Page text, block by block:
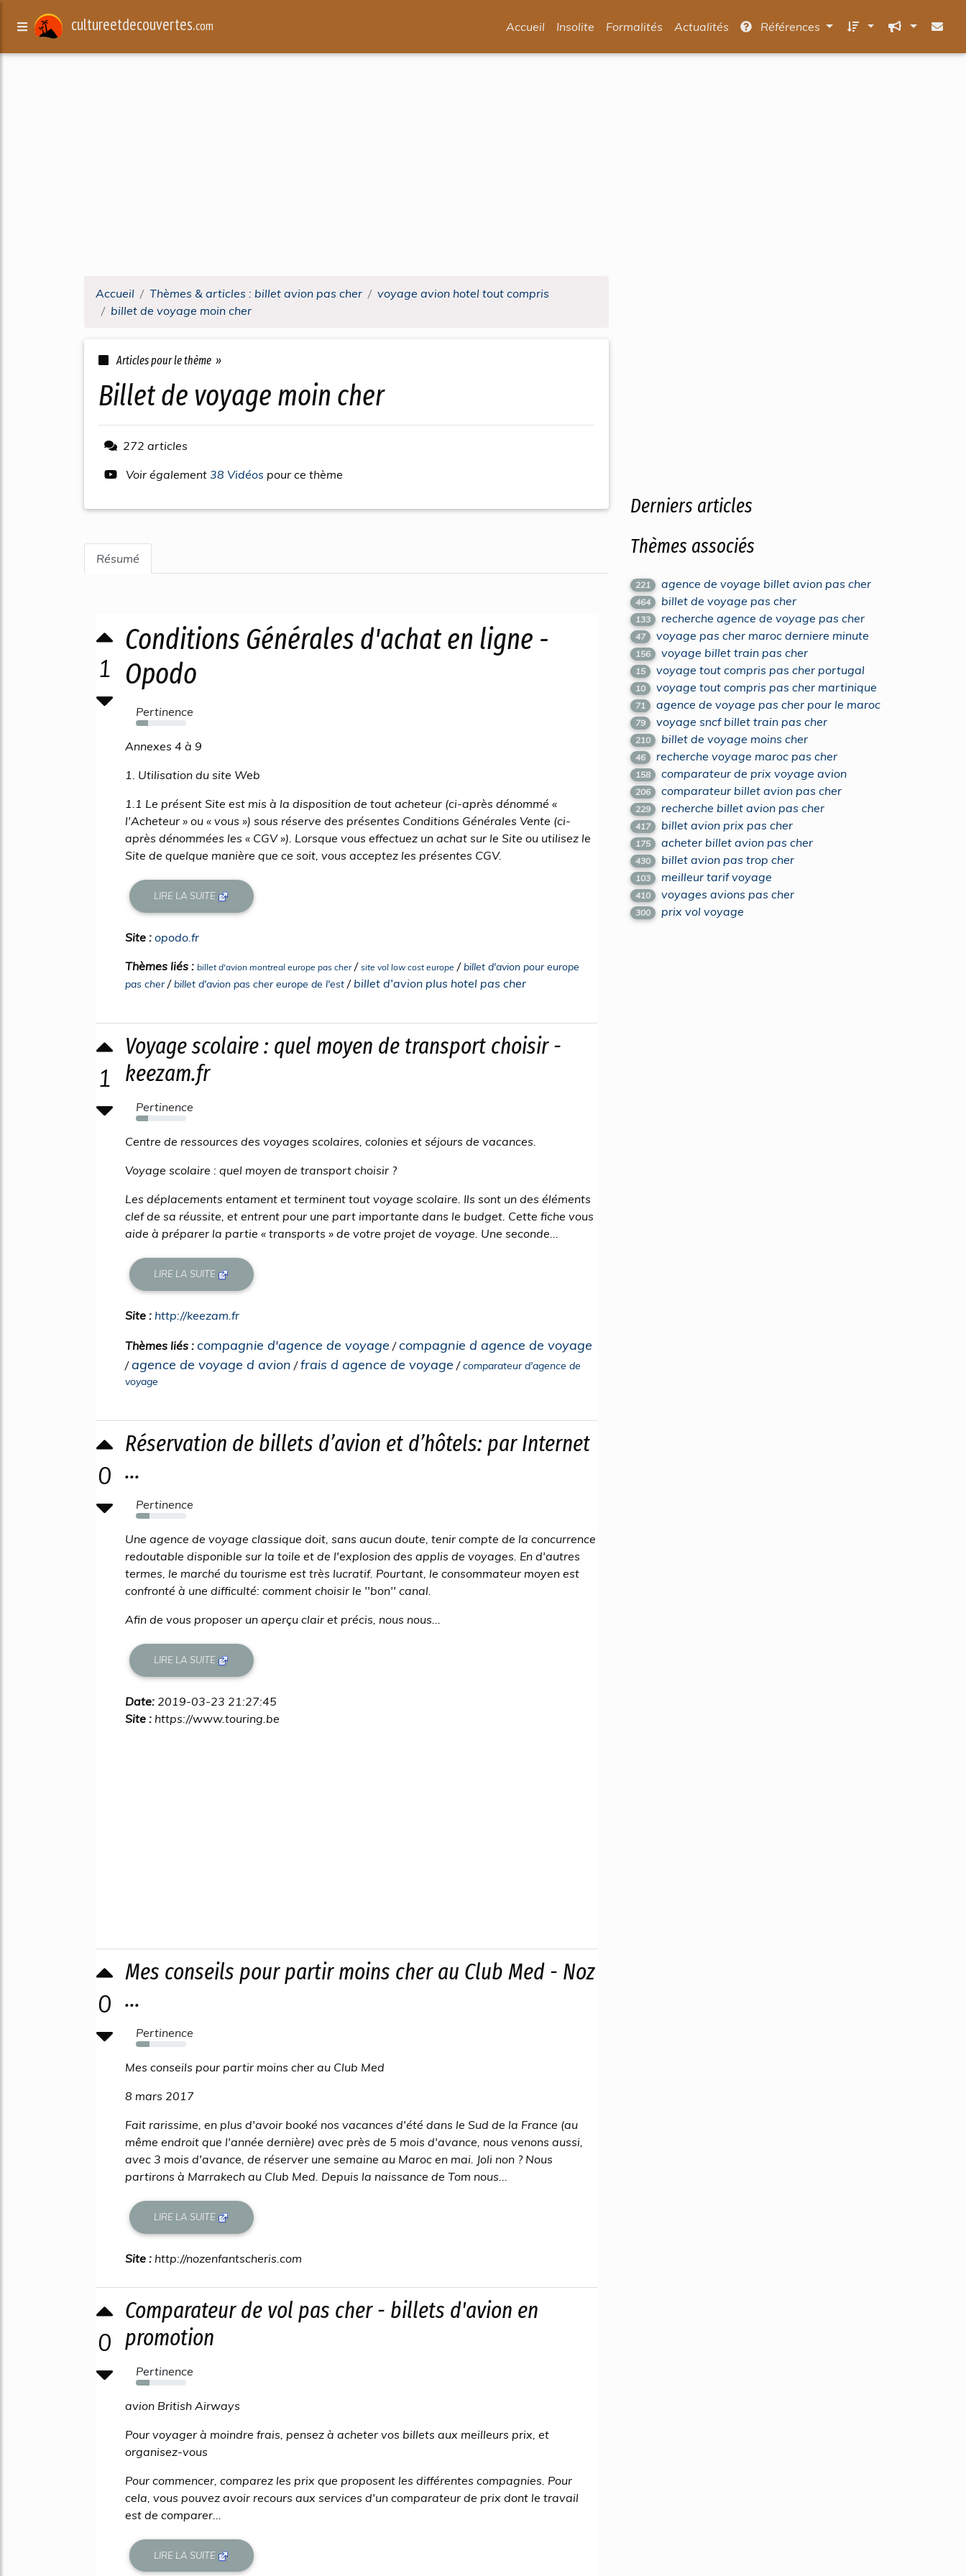
cultureetdecouvertes.com Accueil Insolite Formalités Actualités Références
Accueil Thèmes & articles : billet avion pas cher
voyage avion hotel tout compris
billet de voyage moin cher
Articles pour le thème »
billet de voyage moin cher
272 articles
Voir également 38 Vidéos pour ce thème
Résumé
1
Conditions Générales d'achat en ligne -
Opodo
Pertinence
24%
Annexes 4 à 9
1. Utilisation du site Web
1.1 Le présent Site est mis à la disposition de tout acheteur (ci-après dénommé «
l'Acheteur » ou « vous ») sous réserve des présentes Conditions Générales Vente (ci-
après dénommées les « CGV »). Lorsque vous effectuez un achat sur le Site ou utilisez le
Site de quelque manière que ce soit, vous acceptez les présentes CGV.
LIRE LA SUITE
Site : opodo.fr
Thèmes liés : billet d'avion montreal europe pas cher/ site vol low cost europe /billet d'avion pour europe
pas cher/billet d'avion pas cher europe de l'est / billet d'avion plus hotel pas cher
1
Voyage scolaire : quel moyen de transport choisir -
keezam.fr
Pertinence
24%
Centre de ressources des voyages scolaires, colonies et séjours de vacances.
Voyage scolaire : quel moyen de transport choisir ?
Les déplacements entament et terminent tout voyage scolaire. Ils sont un des éléments
clef de sa réussite, et entrent pour une part importante dans le budget. Cette fiche vous
aide à préparer la partie « transports » de votre projet de voyage. Une seconde...
LIRE LA SUITE
Site : http://keezam.fr
Thèmes liés : compagnie d'agence de voyage /compagnie d agence de voyage
/agence de voyage d avion /frais d agence de voyage /comparateur d'agence de
voyage
0
Réservation de billets d’avion et d’hôtels: par Internet
...
Pertinence
27%
Une agence de voyage classique doit, sans aucun doute, tenir compte de la concurrence
redoutable disponible sur la toile et de l'explosion des applis de voyages. En d'autres
termes, le marché du tourisme est très lucratif. Pourtant, le consommateur moyen est
confronté à une difficulté: comment choisir le ''bon'' canal.
Afin de vous proposer un aperçu clair et précis, nous nous...
LIRE LA SUITE
Date: 2019-03-23 21:27:45
Site : https://www.touring.be
0
Mes conseils pour partir moins cher au Club Med - Noz
...
Pertinence
27%
Mes conseils pour partir moins cher au Club Med
8 mars 2017
Fait rarissime, en plus d'avoir booké nos vacances d'été dans le Sud de la France (au
même endroit que l'année dernière) avec près de 5 mois d'avance, nous venons aussi,
avec 3 mois d'avance, de réserver une semaine au Maroc en mai. Joli non ? Nous
partirons à Marrakech au Club Med. Depuis la naissance de Tom nous...
LIRE LA SUITE
Site : http://nozenfantscheris.com
0
Comparateur de vol pas cher - billets d'avion en
promotion
Pertinence
27%
avion British Airways
Pour voyager à moindre frais, pensez à acheter vos billets aux meilleurs prix, et
organisez-vous
Pour commencer, comparez les prix que proposent les différentes compagnies. Pour
cela, vous pouvez avoir recours aux services d'un comparateur de prix dont le travail
est de comparer...
LIRE LA SUITE
Derniers articles
Thèmes associés
221 agence de voyage billet avion pas cher
464 billet de voyage pas cher
133 recherche agence de voyage pas cher
47 voyage pas cher maroc derniere minute
156 voyage billet train pas cher
15 voyage tout compris pas cher portugal
10 voyage tout compris pas cher martinique
71 agence de voyage pas cher pour le maroc
79 voyage sncf billet train pas cher
210 billet de voyage moins cher
46 recherche voyage maroc pas cher
158 comparateur de prix voyage avion
206 comparateur billet avion pas cher
229 recherche billet avion pas cher
417 billet avion prix pas cher
175 acheter billet avion pas cher
430 billet avion pas trop cher
103 meilleur tarif voyage
410 voyages avions pas cher
300 prix vol voyage